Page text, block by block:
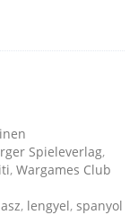
Spieleverlag,
, Wargames Club
, lengyel, spanyol